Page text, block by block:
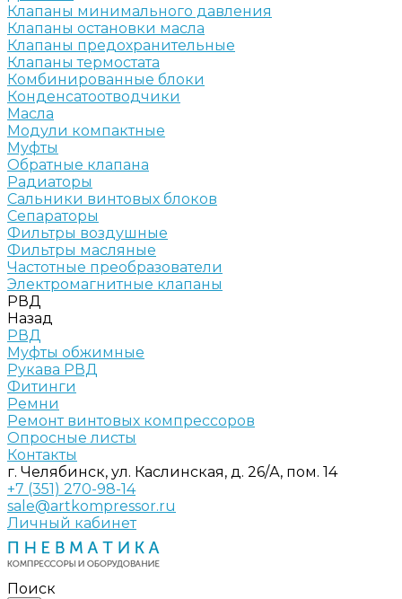
Клапаны минимального давления
Клапаны остановки масла
Клапаны предохранительные
Клапаны термостата
Комбинированные блоки
Конденсатоотводчики
Масла
Модули компактные
Муфты
Обратные клапана
Радиаторы
Сальники винтовых блоков
Сепараторы
Фильтры воздушные
Фильтры масляные
Частотные преобразователи
Электромагнитные клапаны
РВД
Назад
РВД
Муфты обжимные
Рукава РВД
Фитинги
Ремни
Ремонт винтовых компрессоров
Опросные листы
Контакты
г. Челябинск, ул. Каслинская, д. 26/А, пом. 14
+7 (351) 270-98-14
sale@artkompressor.ru
Личный кабинет
Поиск